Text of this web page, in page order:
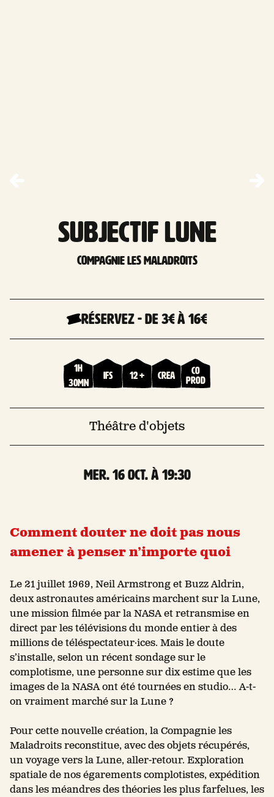
Subjectif Lune
Compagnie Les Maladroits
Réservez-De 3€à 16€
1h
30mn
Ifs 12 + Crea
Co
prod
Théâtre d'objets
mer. 16 Oct. à 19:30
Comment douter ne doit pas nous
amener à penser n’importe quoi
Le 21 juillet 1969, Neil Armstrong et Buzz Aldrin,
deux astronautes américains marchent sur la Lune,
une mission filmée par la NASA et retransmise en
direct par les télévisions du monde entier à des
millions de téléspectateur·ices. Mais le doute
s’installe, selon un récent sondage sur le
complotisme, une personne sur dix estime que les
images de la NASA ont été tournées en studio… A-t-
on vraiment marché sur la Lune ?
Pour cette nouvelle création, la Compagnie les
Maladroits reconstitue, avec des objets récupérés,
un voyage vers la Lune, aller-retour. Exploration
spatiale de nos égarements complotistes, expédition
dans les méandres des théories les plus farfelues, les